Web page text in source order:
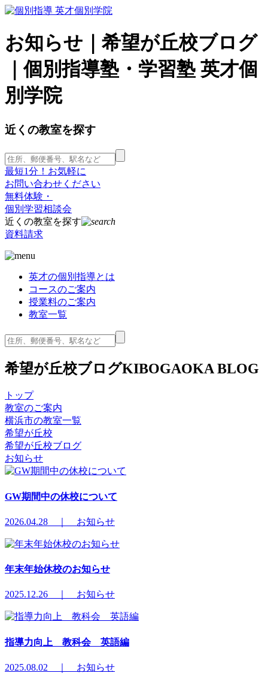
お知らせ｜希望が丘校ブログ
｜個別指導塾・学習塾 英才個
別学院
近くの教室を探す
最短1分！お気軽に
お問い合わせください
無料体験・
個別学習相談会
近くの教室を探す
資料請求
英才の個別指導とは
コースのご案内
授業料のご案内
教室一覧
希望が丘校ブログKIBOGAOKA BLOG
トップ
教室のご案内
横浜市の教室一覧
希望が丘校
希望が丘校ブログ
お知らせ
GW期間中の休校について
2026.04.28 ｜ お知らせ
年末年始休校のお知らせ
2025.12.26 ｜ お知らせ
指導力向上 教科会 英語編
2025.08.02 ｜ お知らせ